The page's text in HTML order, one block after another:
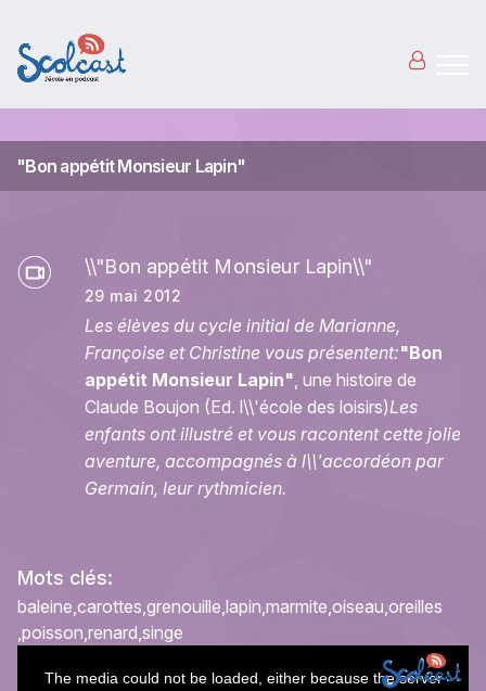
"Bon appétit Monsieur Lapin"
\\"Bon appétit Monsieur Lapin\\"
29 mai 2012
Les élèves du cycle initial de Marianne,
Françoise et Christine vous présentent:"Bon
appétit Monsieur Lapin", une histoire de
Claude Boujon (Ed. l\\'école des loisirs)Les
enfants ont illustré et vous racontent cette jolie
aventure, accompagnés à l\\'accordéon par
Germain, leur rythmicien.
Mots clés:
baleine carottes grenouille lapin marmite oiseau oreilles
poisson renard singe
The media could not be loaded, either because the server